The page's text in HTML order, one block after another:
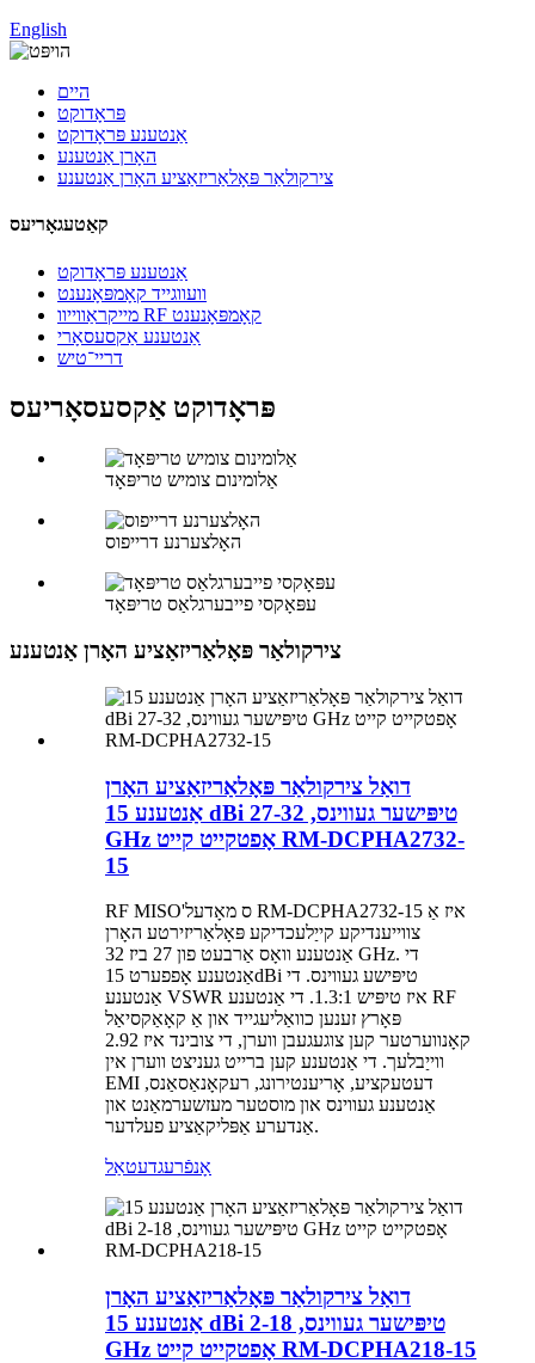
English
היים
פּראָדוקט
אַנטענע פּראָדוקט
האָרן אַנטענע
צירקולאַר פּאָלאַריזאַציע האָרן אַנטענע
קאַטעגאָריעס
אַנטענע פּראָדוקט
וועווגייד קאָמפּאָנענט
מייקראַווייוו RF קאָמפּאָנענט
אַנטענע אַקסעסאָרי
דריי־טיש
פּראָדוקט אַקסעסאָריעס
אַלומינום צומיש טריפּאָד
האָלצערנע דרייפוס
עפּאָקסי פייבערגלאַס טריפּאָד
צירקולאַר פּאָלאַריזאַציע האָרן אַנטענע
דואַל צירקולאַר פּאָלאַריזאַציע האָרן
אַנטענע 15 dBi טיפּישער געווינס, 27-32
GHz אָפטקייט קייט RM-DCPHA2732-
15
RF MISO'ס מאָדעל RM-DCPHA2732-15 איז אַ
צווייענדיקע קייַלעכדיקע פּאָלאַריזירטע האָרן
אַנטענע וואָס אַרבעט פון 27 ביז 32 GHz. די
אַנטענע אָפפערט 15dBi טיפּישע געווינס. די
אַנטענע VSWR איז טיפּיש 1.3:1. די אַנטענע RF
פּאָרץ זענען כוואַליעגייד און אַ קאָאַקסיאַל
קאָנווערטער קען צוגעגעבן ווערן, די צובינד איז 2.92
ווייַבלעך. די אַנטענע קען ברייט געניצט ווערן אין
EMI דעטעקציע, אָריענטירונג, רעקאָנאַסאַנס,
אַנטענע געווינס און מוסטער מעזשערמאַנט און
אַנדערע אַפּליקאַציע פעלדער.
אָנפֿרעגדעטאַל
דואַל צירקולאַר פּאָלאַריזאַציע האָרן
אַנטענע 15 dBi טיפּישער געווינס, 2-18
GHz אָפטקייט קייט RM-DCPHA218-15